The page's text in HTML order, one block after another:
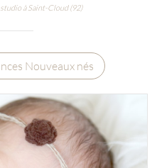
à Saint-Cloud (92)
Nouveaux nés